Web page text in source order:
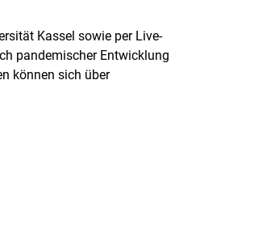
Kassel sowie per Live-
pandemischer Entwicklung
können sich über
neues Fenster)
öffnet neues Fenster)